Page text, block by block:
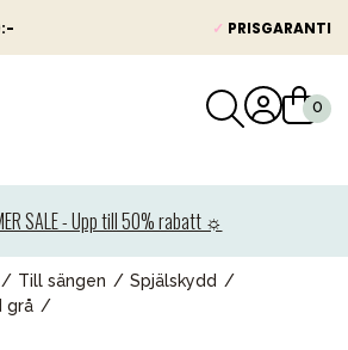
✓ PRISGARANTI
SALE - Upp till 50% rabatt ☼
Till sängen
Spjälskydd
grå
Barnvagnar
Bilbarnstolar